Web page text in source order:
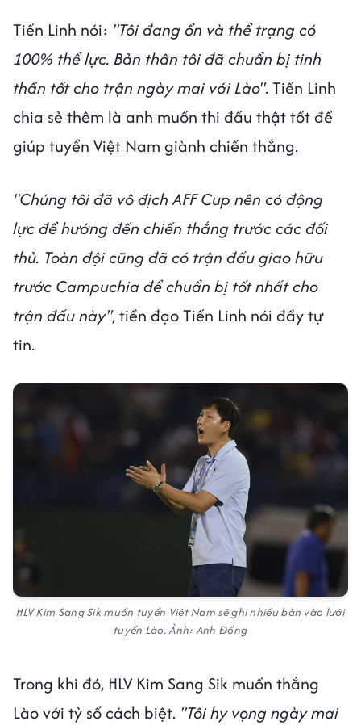
Tiến Linh nói: "Tôi đang ổn và thể trạng có
100% thể lực. Bản thân tôi đã chuẩn bị tinh
thần tốt cho trận ngày mai với Lào". Tiến Linh
chia sẻ thêm là anh muốn thi đấu thật tốt để
giúp tuyển Việt Nam giành chiến thắng.
"Chúng tôi đã vô địch AFF Cup nên có động
lực để hướng đến chiến thắng trước các đối
thủ. Toàn đội cũng đã có trận đấu giao hữu
trước Campuchia để chuẩn bị tốt nhất cho
trận đấu này", tiền đạo Tiến Linh nói đầy tự
tin.
HLV Kim Sang Sik muốn tuyển Việt Nam sẽ ghi nhiều bàn vào lưới
tuyển Lào. Ảnh: Anh Đồng
Trong khi đó, HLV Kim Sang Sik muốn thắng
Lào với tỷ số cách biệt. "Tôi hy vọng ngày mai